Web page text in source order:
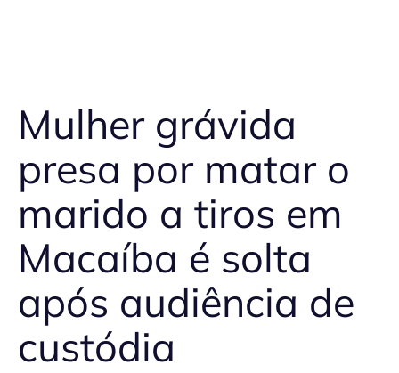
Mulher grávida
presa por matar o
marido a tiros em
Macaíba é solta
após audiência de
custódia